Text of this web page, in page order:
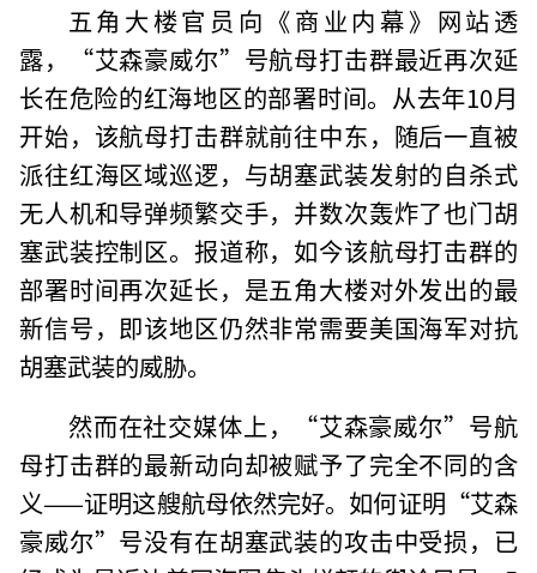
五角大楼官员向《商业内幕》网站透
露，“艾森豪威尔”号航母打击群最近再次延
长在危险的红海地区的部署时间。从去年10月
开始，该航母打击群就前往中东，随后一直被
派往红海区域巡逻，与胡塞武装发射的自杀式
无人机和导弹频繁交手，并数次轰炸了也门胡
塞武装控制区。报道称，如今该航母打击群的
部署时间再次延长，是五角大楼对外发出的最
新信号，即该地区仍然非常需要美国海军对抗
胡塞武装的威胁。
然而在社交媒体上，“艾森豪威尔”号航
母打击群的最新动向却被赋予了完全不同的含
义——证明这艘航母依然完好。如何证明“艾森
豪威尔”号没有在胡塞武装的攻击中受损，已